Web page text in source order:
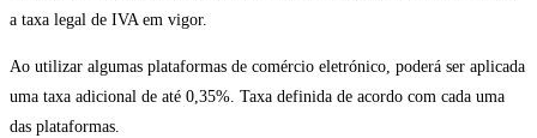
a taxa legal de IVA em vigor.
Ao utilizar algumas plataformas de comércio eletrónico, poderá ser aplicada
uma taxa adicional de até 0,35%. Taxa definida de acordo com cada uma
das plataformas.